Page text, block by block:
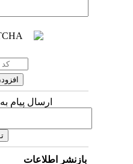
ارسال پیام به
بازنشر اطلاعات